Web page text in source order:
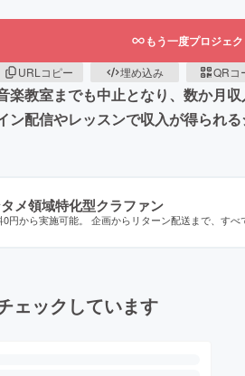
もう一度プロジェ
URLコピー 埋め込み QRコ
楽教室までも中止となり、数か月
配信やレッスンで収入が得られ
メ領域特化型クラファン
0円から実施可能。 企画からリターン配送まで、すべ
ェックしています